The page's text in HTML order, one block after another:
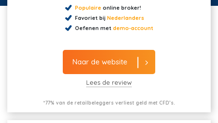
Populaireonline broker!
Favoriet bij Nederlanders
Oefenen met demo-account
Naar de website
Lees de review
*77% van de retailbeleggers verliest geld met CFD’s.